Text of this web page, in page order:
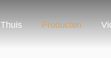
Thuis Producten